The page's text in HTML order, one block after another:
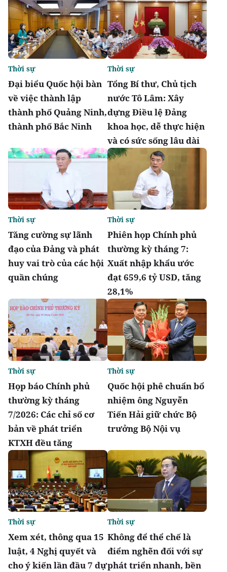
Đại biểu Quốc hội bàn
về việc thành lập
thành phố Quảng Ninh,
thành phố Bắc Ninh
Thời sự
Tổng Bí thư, Chủ tịch
nước Tô Lâm: Xây
dựng Điều lệ Đảng
khoa học, dễ thực hiện
và có sức sống lâu dài
Thời sự
Tăng cường sự lãnh
đạo của Đảng và phát
huy vai trò của các hội
quần chúng
Thời sự
Phiên họp Chính phủ
thường kỳ tháng 7:
Xuất nhập khẩu ước
đạt 659,6 tỷ USD, tăng
28,1%
Thời sự
Họp báo Chính phủ
thường kỳ tháng
7/2026: Các chỉ số cơ
bản về phát triển
KTXH đều tăng
Thời sự
Quốc hội phê chuẩn bổ
nhiệm ông Nguyễn
Tiến Hải giữ chức Bộ
trưởng Bộ Nội vụ
Thời sự
Xem xét, thông qua 15
luật, 4 Nghị quyết và
cho ý kiến lần đầu 7 dự
Thời sự
Không để thể chế là
điểm nghẽn đối với sự
phát triển nhanh, bền
Thời sự